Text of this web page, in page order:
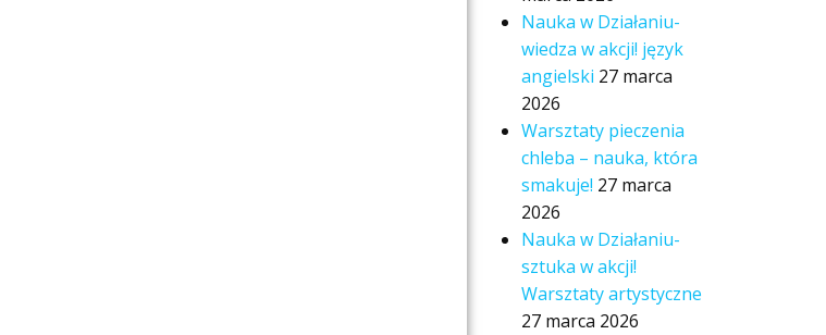
Nauka w Działaniu-
wiedza w akcji! język
angielski 27 marca
2026
Warsztaty pieczenia
chleba – nauka, która
smakuje! 27 marca
2026
Nauka w Działaniu-
sztuka w akcji!
Warsztaty artystyczne
27 marca 2026